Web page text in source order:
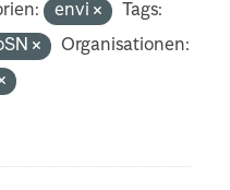
envi
Tags:
Organisationen: